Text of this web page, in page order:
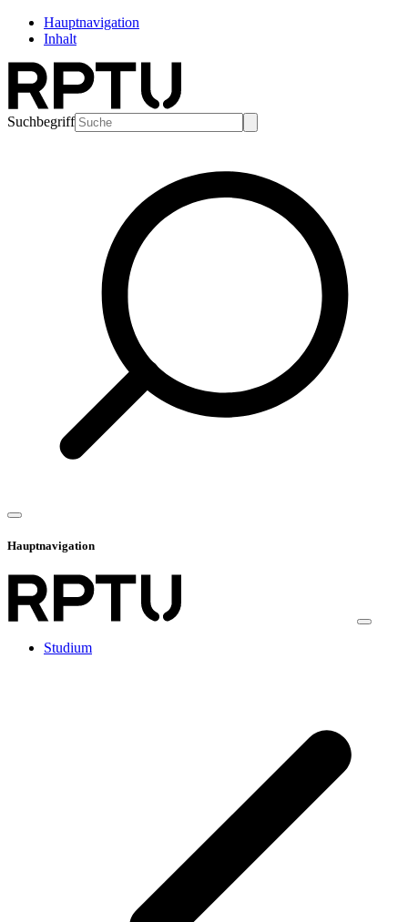
Hauptnavigation
Inhalt
Suchbegriff
Hauptnavigation
Studium